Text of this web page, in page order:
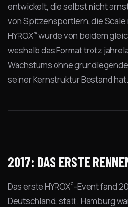
entwickelt, die selbst nicht
von Spitzensportlern, die
HYROX® wurde von beidem
weshalb das Format trotz
Wachstums ohne
seiner Kernstruktur Bestand hat.
2017: DAS ERSTE
Das erste HYROX®-Event fand
Deutschland, statt. Hamburg